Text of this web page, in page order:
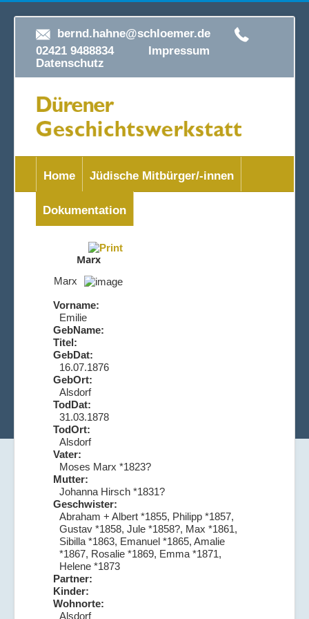
bernd.hahne@schloemer.de
02421 9488834 Impressum
Datenschutz
Home Jüdische Mitbürger/-innen
Dokumentation
Marx
Marx
Vorname:
Emilie
GebName:
Titel:
GebDat:
16.07.1876
GebOrt:
Alsdorf
TodDat:
31.03.1878
TodOrt:
Alsdorf
Vater:
Moses Marx *1823?
Mutter:
Johanna Hirsch *1831?
Geschwister:
Abraham + Albert *1855, Philipp *1857,
Gustav *1858, Jule *1858?, Max *1861,
Sibilla *1863, Emanuel *1865, Amalie
*1867, Rosalie *1869, Emma *1871,
Helene *1873
Partner:
Kinder:
Wohnorte:
Alsdorf